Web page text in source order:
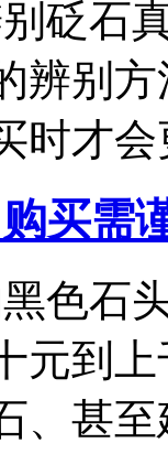
砭石
辨别
时才
买需
色石
元到
、甚